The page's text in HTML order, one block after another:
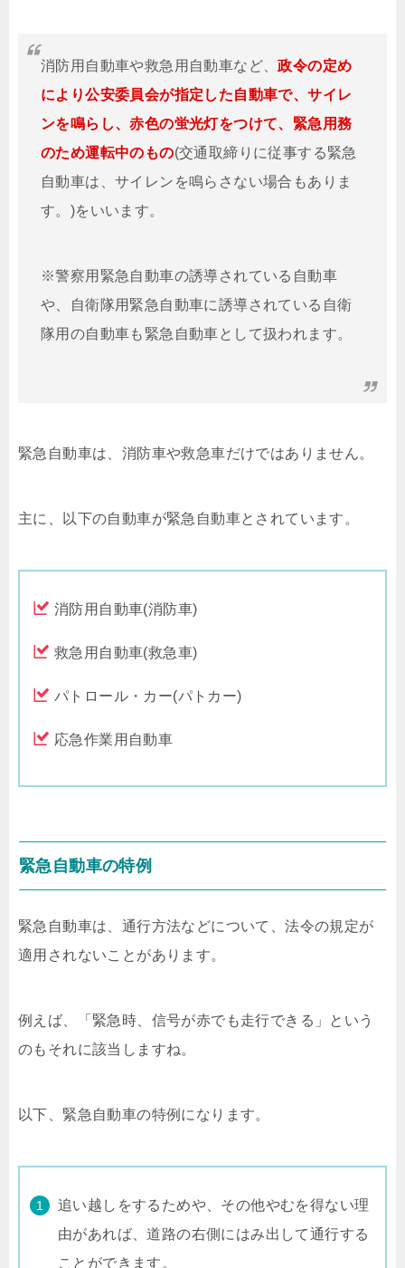
消防用自動車や救急用自動車など、政令の定め
により公安委員会が指定した自動車で、サイレ
ンを鳴らし、赤色の蛍光灯をつけて、緊急用務
のため運転中のもの(交通取締りに従事する緊急
自動車は、サイレンを鳴らさない場合もありま
す。)をいいます。
※警察用緊急自動車の誘導されている自動車
や、自衛隊用緊急自動車に誘導されている自衛
隊用の自動車も緊急自動車として扱われます。
緊急自動車は、消防車や救急車だけではありません。
主に、以下の自動車が緊急自動車とされています。
消防用自動車(消防車)
救急用自動車(救急車)
パトロール・カー(パトカー)
応急作業用自動車
緊急自動車の特例
緊急自動車は、通行方法などについて、法令の規定が
適用されないことがあります。
例えば、「緊急時、信号が赤でも走行できる」という
のもそれに該当しますね。
以下、緊急自動車の特例になります。
追い越しをするためや、その他やむを得ない理
由があれば、道路の右側にはみ出して通行する
ことができます。